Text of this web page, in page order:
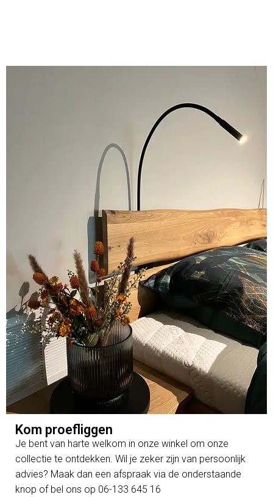
Kom proefliggen
Je bent van harte welkom in onze winkel om onze
collectie te ontdekken. Wil je zeker zijn van persoonlijk
advies? Maak dan een afspraak via de onderstaande
knop of bel ons op 06-133 645 16